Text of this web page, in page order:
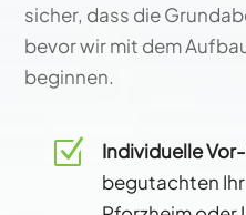
sicher, dass die
bevor wir mit dem
beginnen.
Z Individuelle
begutachten